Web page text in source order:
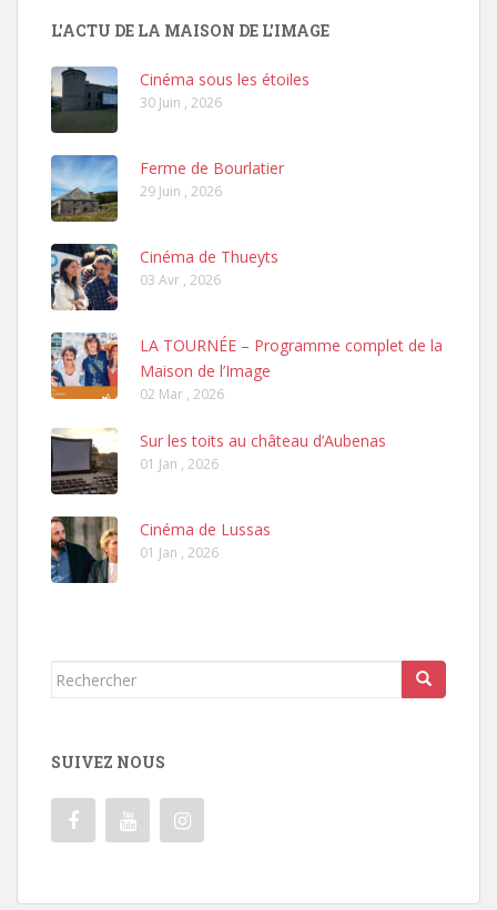
L'ACTU DE LA MAISON DE L'IMAGE
Cinéma sous les étoiles
30 Juin , 2026
Ferme de Bourlatier
29 Juin , 2026
Cinéma de Thueyts
03 Avr , 2026
LA TOURNÉE – Programme complet de la
Maison de l’Image
02 Mar , 2026
Sur les toits au château d’Aubenas
01 Jan , 2026
Cinéma de Lussas
01 Jan , 2026
Rechercher...
SUIVEZ NOUS